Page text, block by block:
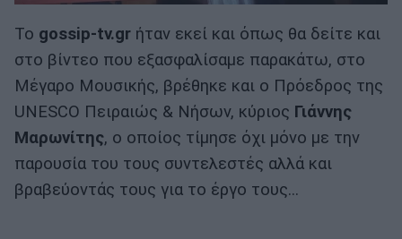
Το gossip-tv.gr ήταν εκεί και όπως θα δείτε και
στο βίντεο που εξασφαλίσαμε παρακάτω, στο
Μέγαρο Μουσικής, βρέθηκε και ο Πρόεδρος της
UNESCO Πειραιώς & Νήσων, κύριος Γιάννης
Μαρωνίτης, ο οποίος τίμησε όχι μόνο με την
παρουσία του τους συντελεστές αλλά και
βραβεύοντάς τους για το έργο τους...